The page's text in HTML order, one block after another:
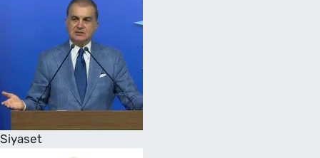
Siyaset